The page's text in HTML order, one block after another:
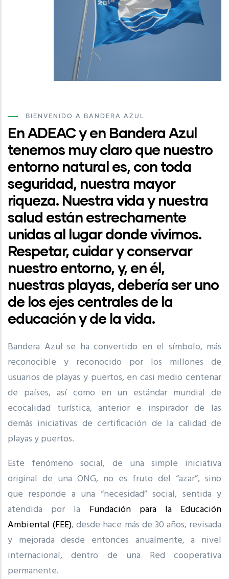
BIENVENIDO A BANDERA AZUL
En ADEAC y en Bandera Azul
tenemos muy claro que nuestro
entorno natural es, con toda
seguridad, nuestra mayor
riqueza. Nuestra vida y nuestra
salud están estrechamente
unidas al lugar donde vivimos.
Respetar, cuidar y conservar
nuestro entorno, y, en él,
nuestras playas, debería ser uno
de los ejes centrales de la
educación y de la vida.
Bandera Azul se ha convertido en el símbolo, más
reconocible y reconocido por los millones de
usuarios de playas y puertos, en casi medio centenar
de países, así como en un estándar mundial de
ecocalidad turística, anterior e inspirador de las
demás iniciativas de certificación de la calidad de
playas y puertos.
Este fenómeno social, de una simple iniciativa
original de una ONG, no es fruto del “azar”, sino
que responde a una “necesidad” social, sentida y
atendida por la Fundación para la Educación
Ambiental (FEE), desde hace más de 30 años, revisada
y mejorada desde entonces anualmente, a nivel
internacional, dentro de una Red cooperativa
permanente.